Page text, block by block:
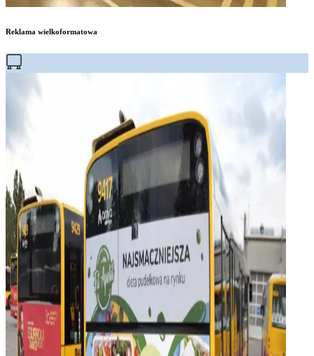
Reklama wielkoformatowa